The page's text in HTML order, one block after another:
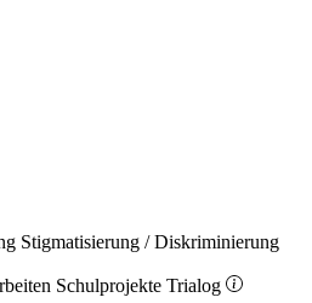
Stigmatisierung / Diskriminierung
Schulprojekte Trialog